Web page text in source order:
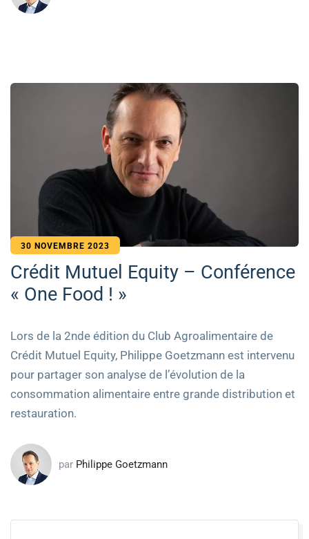
30 NOVEMBRE 2023
Crédit Mutuel Equity – Conférence
« One Food ! »
Lors de la 2nde édition du Club Agroalimentaire de
Crédit Mutuel Equity, Philippe Goetzmann est intervenu
pour partager son analyse de l’évolution de la
consommation alimentaire entre grande distribution et
restauration.
par Philippe Goetzmann